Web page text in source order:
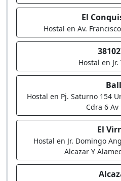
El
Hostal en Av.
Hostal en
Ball
Hostal en Pj. Saturno 154
Cdra 6 Av
El
Hostal en Jr. Domingo
Alcazar Y